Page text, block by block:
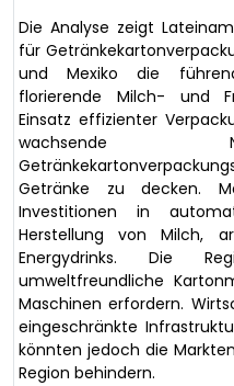
Die Analyse zeigt
für
und Mexiko die
florierende Milch- und
Einsatz effizienter
wachsende
Getränke zu decken.
Investitionen in
Herstellung von Milch,
Energydrinks. Die
umweltfreundliche
Maschinen erfordern.
eingeschränkte
könnten jedoch die
Region behindern.